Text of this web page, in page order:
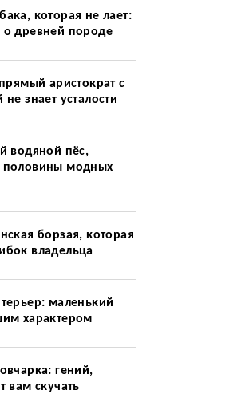
которая не лает:
древней породе
аристократ с
знает усталости
водяной пёс,
половины модных
борзая, которая
владельца
маленький
характером
гений,
вам скучать